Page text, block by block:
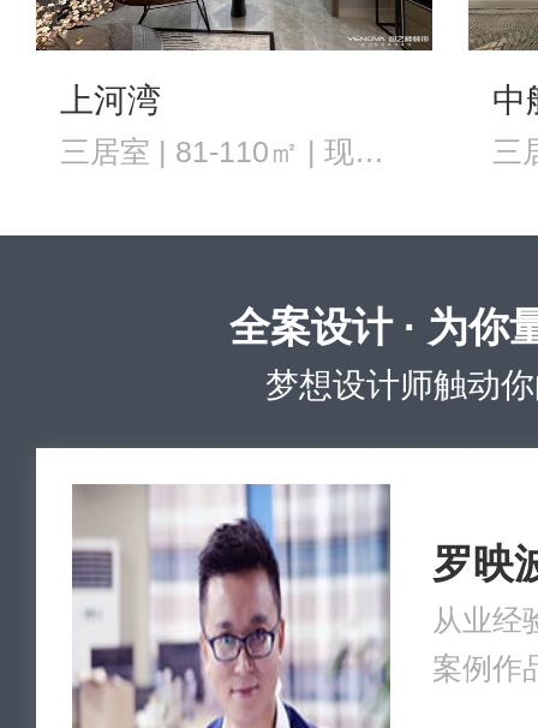
上河湾
三居室 | 81-110㎡ | 现代风格
中
全案设计 · 为你
梦想设计师触动
罗映
从业经
案例作